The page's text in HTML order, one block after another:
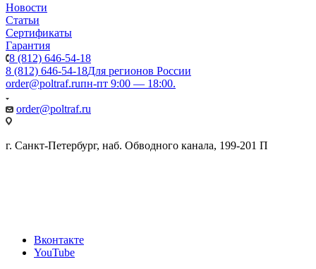
Новости
Статьи
Сертификаты
Гарантия
8 (812) 646-54-18
8 (812) 646-54-18Для регионов России
order@poltraf.ruпн-пт 9:00 — 18:00.
order@poltraf.ru
г. Санкт-Петербург, наб. Обводного канала, 199-201 П
Вконтакте
YouTube